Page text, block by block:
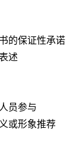
的保证性承诺
述
员参与
或形象推荐